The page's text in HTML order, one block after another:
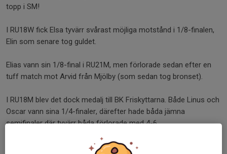
topp i SM!
I RU18W fick Elsa tyvärr svårast möjliga motstånd i 1/8-finalen,
Elin som senare tog guldet.
Elias vann sin 1/8-final i RU21M, men förlorade sedan efter en
tuff match mot Arvid från Mjölby (som sedan tog bronset).
I RU18M blev det dock medalj till BK Friskyttarna. Både Linus och
Oscar vann sina 1/4-finaler, därefter hade båda jämna
semifinaler där tyvärr båda förlorade med 4-6.
mellan Linus och Oscar. Där var Oscar starkast och tog bronset.